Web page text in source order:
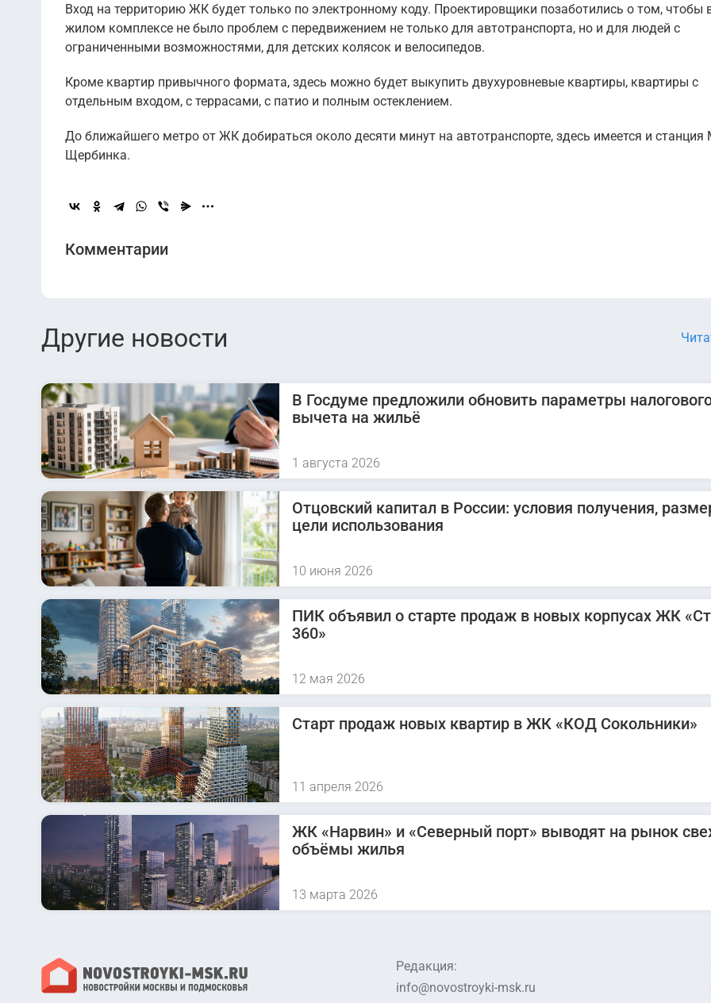
Вход на территорию ЖК будет только по электронному коду. Проектировщики позаботились о том, чтобы
жилом комплексе не было проблем с передвижением не только для автотранспорта, но и для людей с
ограниченными возможностями, для детских колясок и велосипедов.
Кроме квартир привычного формата, здесь можно будет выкупить двухуровневые квартиры, квартиры с
отдельным входом, с террасами, с патио и полным остеклением.
До ближайшего метро от ЖК добираться около десяти минут на автотранспорте, здесь имеется и
Щербинка.
Комментарии
Другие новости
В Госдуме предложили обновить параметры
вычета на жильё
1 августа 2026
Отцовский капитал в России: условия получения,
цели использования
10 июня 2026
ПИК объявил о старте продаж в новых корпусах ЖК
360»
12 мая 2026
Старт продаж новых квартир в ЖК «КОД Сокольники»
11 апреля 2026
ЖК «Нарвин» и «Северный порт» выводят на рынок
объёмы жилья
13 марта 2026
Редакция:
info@novostroyki-msk.ru